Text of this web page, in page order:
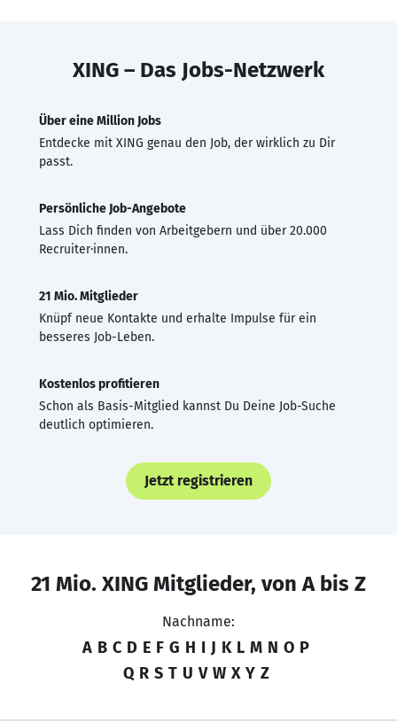
XING – Das Jobs-Netzwerk
Über eine Million Jobs
Entdecke mit XING genau den Job, der wirklich zu Dir
passt.
Persönliche Job-Angebote
Lass Dich finden von Arbeitgebern und über 20.000
Recruiter·innen.
21 Mio. Mitglieder
Knüpf neue Kontakte und erhalte Impulse für ein
besseres Job-Leben.
Kostenlos profitieren
Schon als Basis-Mitglied kannst Du Deine Job-Suche
deutlich optimieren.
Jetzt registrieren
21 Mio. XING Mitglieder, von A bis Z
Nachname:
A B C D E F G H I J K L M N O P
Q R S T U V W X Y Z